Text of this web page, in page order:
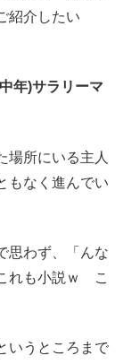
紹介したい
年)サラリーマ
場所にいる主人
もなく進んでい
思わず、「んな
れも小説ｗ こ
いうところまで